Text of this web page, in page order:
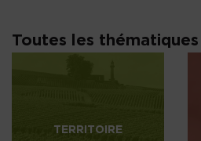
Toutes les thématiques
TERRITOIRE